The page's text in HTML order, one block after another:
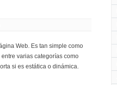
Web. Es tan simple como
varias categorías como
si es estática o dinámica.